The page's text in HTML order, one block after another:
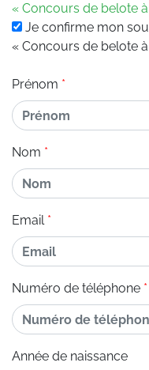
« Concours de belote
Je confirme mon
« Concours de belote
Prénom
Nom
Email
Numéro de téléphone
Année de naissance